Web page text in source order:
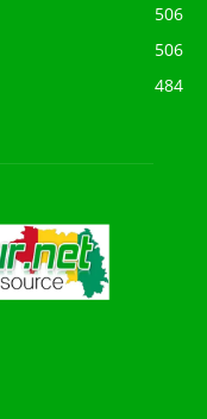
506
506
484